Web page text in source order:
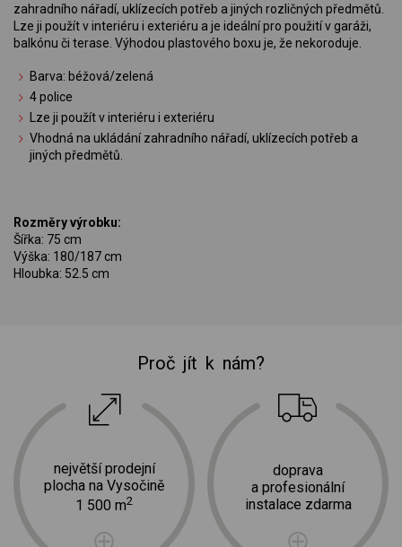
zahradního nářadí, uklízecích potřeb a jiných rozličných předmětů.
Lze ji použít v interiéru i exteriéru a je ideální pro použití v garáži,
balkónu či terase. Výhodou plastového boxu je, že nekoroduje.
Barva: béžová/zelená
4 police
Lze ji použít v interiéru i exteriéru
Vhodná na ukládání zahradního nářadí, uklízecích potřeb a
jiných předmětů.
Rozměry výrobku:
Šířka: 75 cm
Výška: 180/187 cm
Hloubka: 52.5 cm
Proč jít k nám?
největší prodejní
plocha na Vysočině
1 500 m2
doprava
a profesionální
instalace zdarma